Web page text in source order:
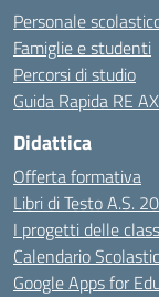
Personale
Famiglie e studenti
Percorsi di studio
Guida Rapida RE
Didattica
Offerta formativa
Libri di Testo A.S.
I progetti delle
Calendario
Google Apps for